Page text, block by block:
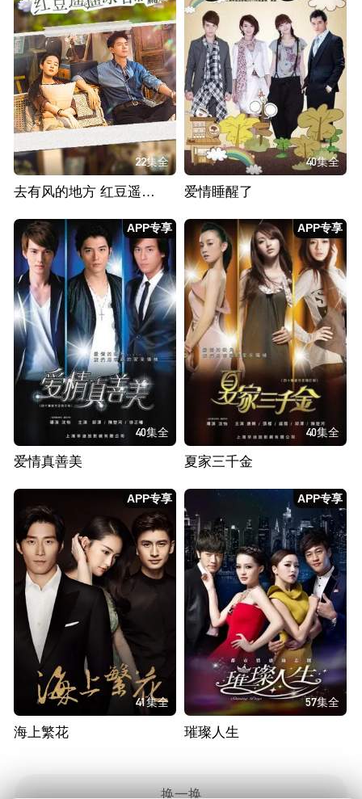
22集全
去有风的地方 红豆遥遥冰日常篇
40集全
爱情睡醒了
APP专享
40集全
爱情真善美
APP专享
40集全
夏家三千金
APP专享
41集全
海上繁花
APP专享
57集全
璀璨人生
换一换